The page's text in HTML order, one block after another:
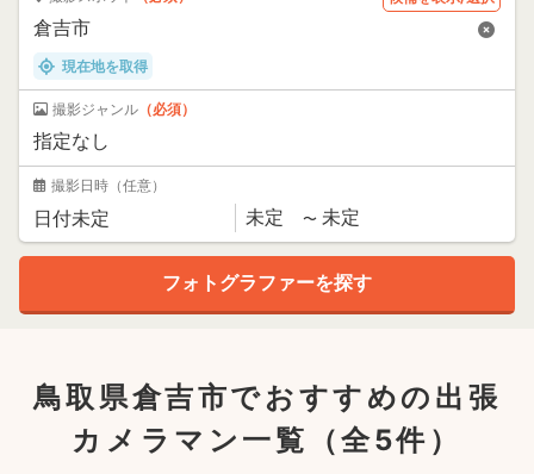
現在地を取得
撮影ジャンル （必須）
撮影日時 （任意）
鳥取県倉吉市でおすすめの出張
カメラマン一覧
（全5件）